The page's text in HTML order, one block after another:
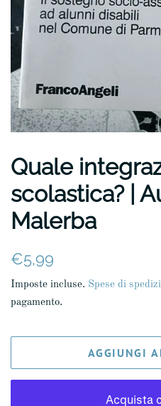
Quale
scolastica? |
Malerba
Prezzo
listino
€5,99
Imposte incluse. Spese di
pagamento.
AGGIUNGI